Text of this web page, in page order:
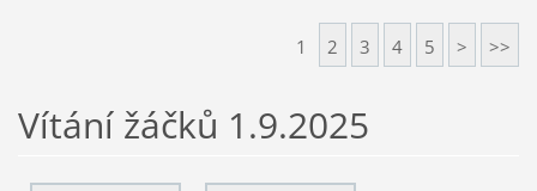
1 2 3 4 5 > >>
Vítání žáčků 1.9.2025